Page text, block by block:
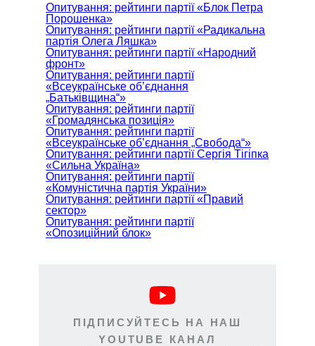
Опитування: рейтинги партії «Блок Петра
Порошенка»
Опитування: рейтинги партії «Радикальна
партія Олега Ляшка»
Опитування: рейтинги партії «Народний
фронт»
Опитування: рейтинги партії
«Всеукраїнське об’єднання
„Батьківщина“»
Опитування: рейтинги партії
«Громадянська позиція»
Опитування: рейтинги партії
«Всеукраїнське об’єднання „Свобода“»
Опитування: рейтинги партії Сергія Тігіпка
«Сильна Україна»
Опитування: рейтинги партії
«Комуністична партія України»
Опитування: рейтинги партії «Правий
сектор»
Опитування: рейтинги партії
«Опозиційний блок»
ПІДПИСУЙТЕСЬ НА НАШ
YOUTUBE КАНАЛ